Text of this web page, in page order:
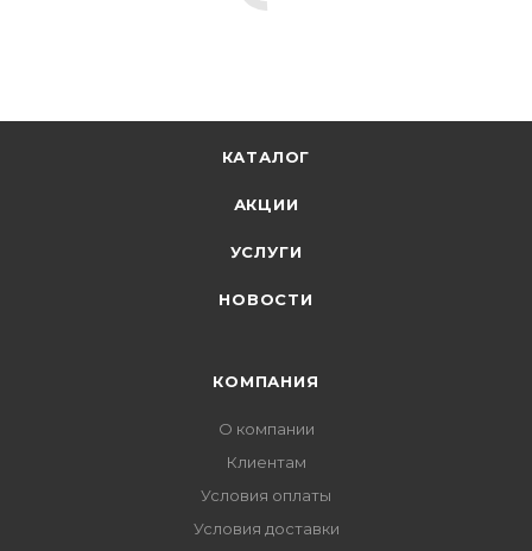
КАТАЛОГ
АКЦИИ
УСЛУГИ
НОВОСТИ
КОМПАНИЯ
О компании
Клиентам
Условия оплаты
Условия доставки